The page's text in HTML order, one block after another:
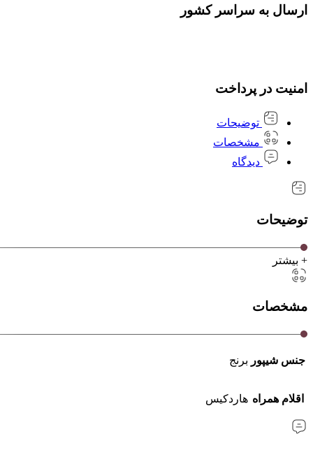
ارسال به سراسر کشور
امنیت در پرداخت
توضیحات
مشخصات
دیدگاه
توضیحات
+ بیشتر
مشخصات
جنس شیپور برنج
اقلام همراه هاردکیس